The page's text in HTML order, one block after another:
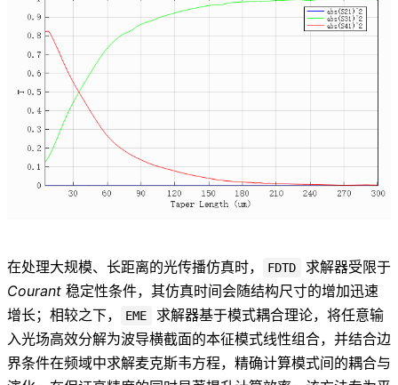
在处理大规模、长距离的光传播仿真时， FDTD
求解器受限于
Courant 稳定性条件，其仿真时间会随结构尺寸的增加迅速
增长；相较之下，
EME
求解器基于模式耦合理论，将任意输
入光场高效分解为波导横截面的本征模式线性组合，并结合边
界条件在频域中求解麦克斯韦方程，精确计算模式间的耦合与